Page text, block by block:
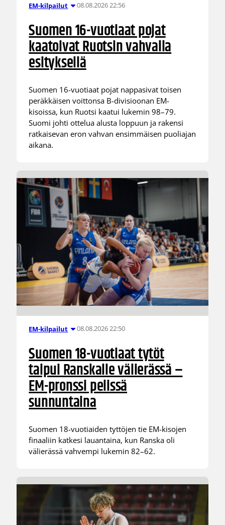
EM-kilpailut 08.08.2026 22:56
Suomen 16-vuotiaat pojat
kaatoivat Ruotsin vahvalla
esityksellä
Suomen 16-vuotiaat pojat nappasivat toisen
peräkkäisen voittonsa B-divisioonan EM-
kisoissa, kun Ruotsi kaatui lukemin 98–79.
Suomi johti ottelua alusta loppuun ja rakensi
ratkaisevan eron vahvan ensimmäisen puoliajan
aikana.
EM-kilpailut 08.08.2026 22:50
Suomen 18-vuotiaat tytöt
taipui Ranskalle välierässä –
EM-pronssi pelissä
sunnuntaina
Suomen 18-vuotiaiden tyttöjen tie EM-kisojen
finaaliin katkesi lauantaina, kun Ranska oli
välierässä vahvempi lukemin 82–62.